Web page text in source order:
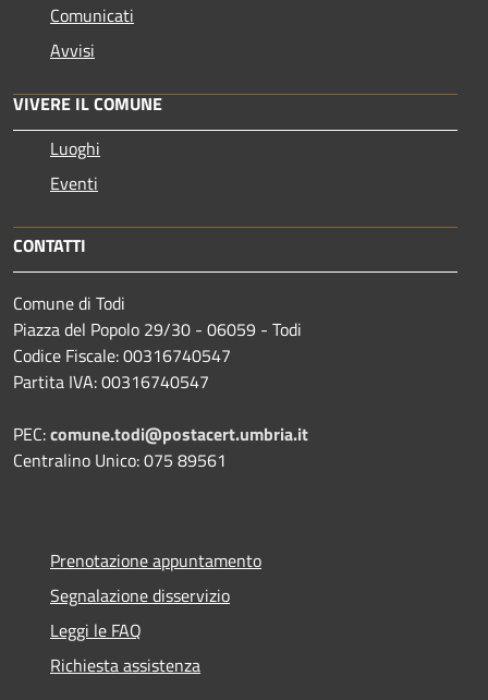
Comunicati
Avvisi
VIVERE IL COMUNE
Luoghi
Eventi
CONTATTI
Comune di Todi
Piazza del Popolo 29/30 - 06059 - Todi
Codice Fiscale: 00316740547
Partita IVA: 00316740547
PEC:comune.todi@postacert.umbria.it
Centralino Unico: 075 89561
Prenotazione appuntamento
Segnalazione disservizio
Leggi le FAQ
Richiesta assistenza